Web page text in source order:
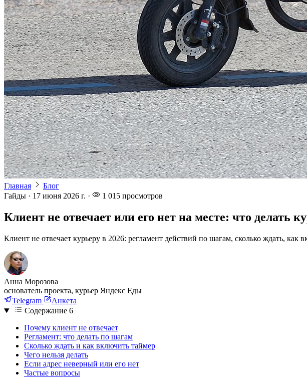
Главная
Блог
Гайды · 17 июня 2026 г. · 1 015 просмотров
Клиент не отвечает или его нет на месте: что делать
Клиент не отвечает курьеру в 2026: регламент действий по шагам, сколько ждать, как
Анна Морозова
основатель проекта, курьер Яндекс Еды
Telegram
Анкета
Содержание 6
Почему клиент не отвечает
Регламент: что делать по шагам
Сколько ждать и как включить таймер
Чего нельзя делать
Если адрес неверный или его нет
Частые вопросы